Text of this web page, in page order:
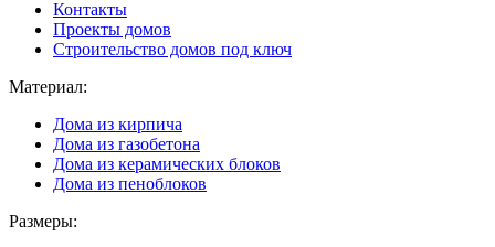
Контакты
Проекты домов
Строительство домов под ключ
Материал:
Дома из кирпича
Дома из газобетона
Дома из керамических блоков
Дома из пеноблоков
Размеры: